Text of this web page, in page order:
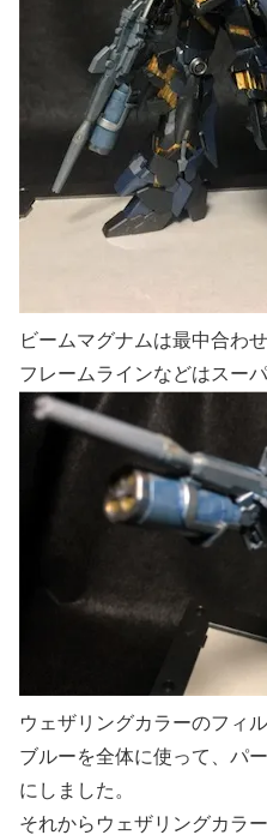
ビームマグナムは最中合わ
フレームラインなどはスー
ウェザリングカラーのフィ
ブルーを全体に使って、パ
にしました。
それからウェザリングカラ